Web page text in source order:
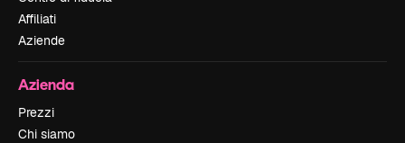
Affiliati
Aziende
Azienda
Prezzi
Chi siamo